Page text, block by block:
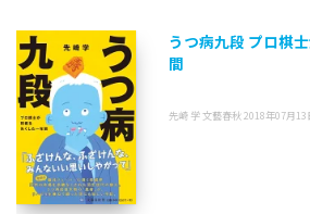
うつ病九段 プロ棋
間
先崎 学 文藝春秋 2018年07月13